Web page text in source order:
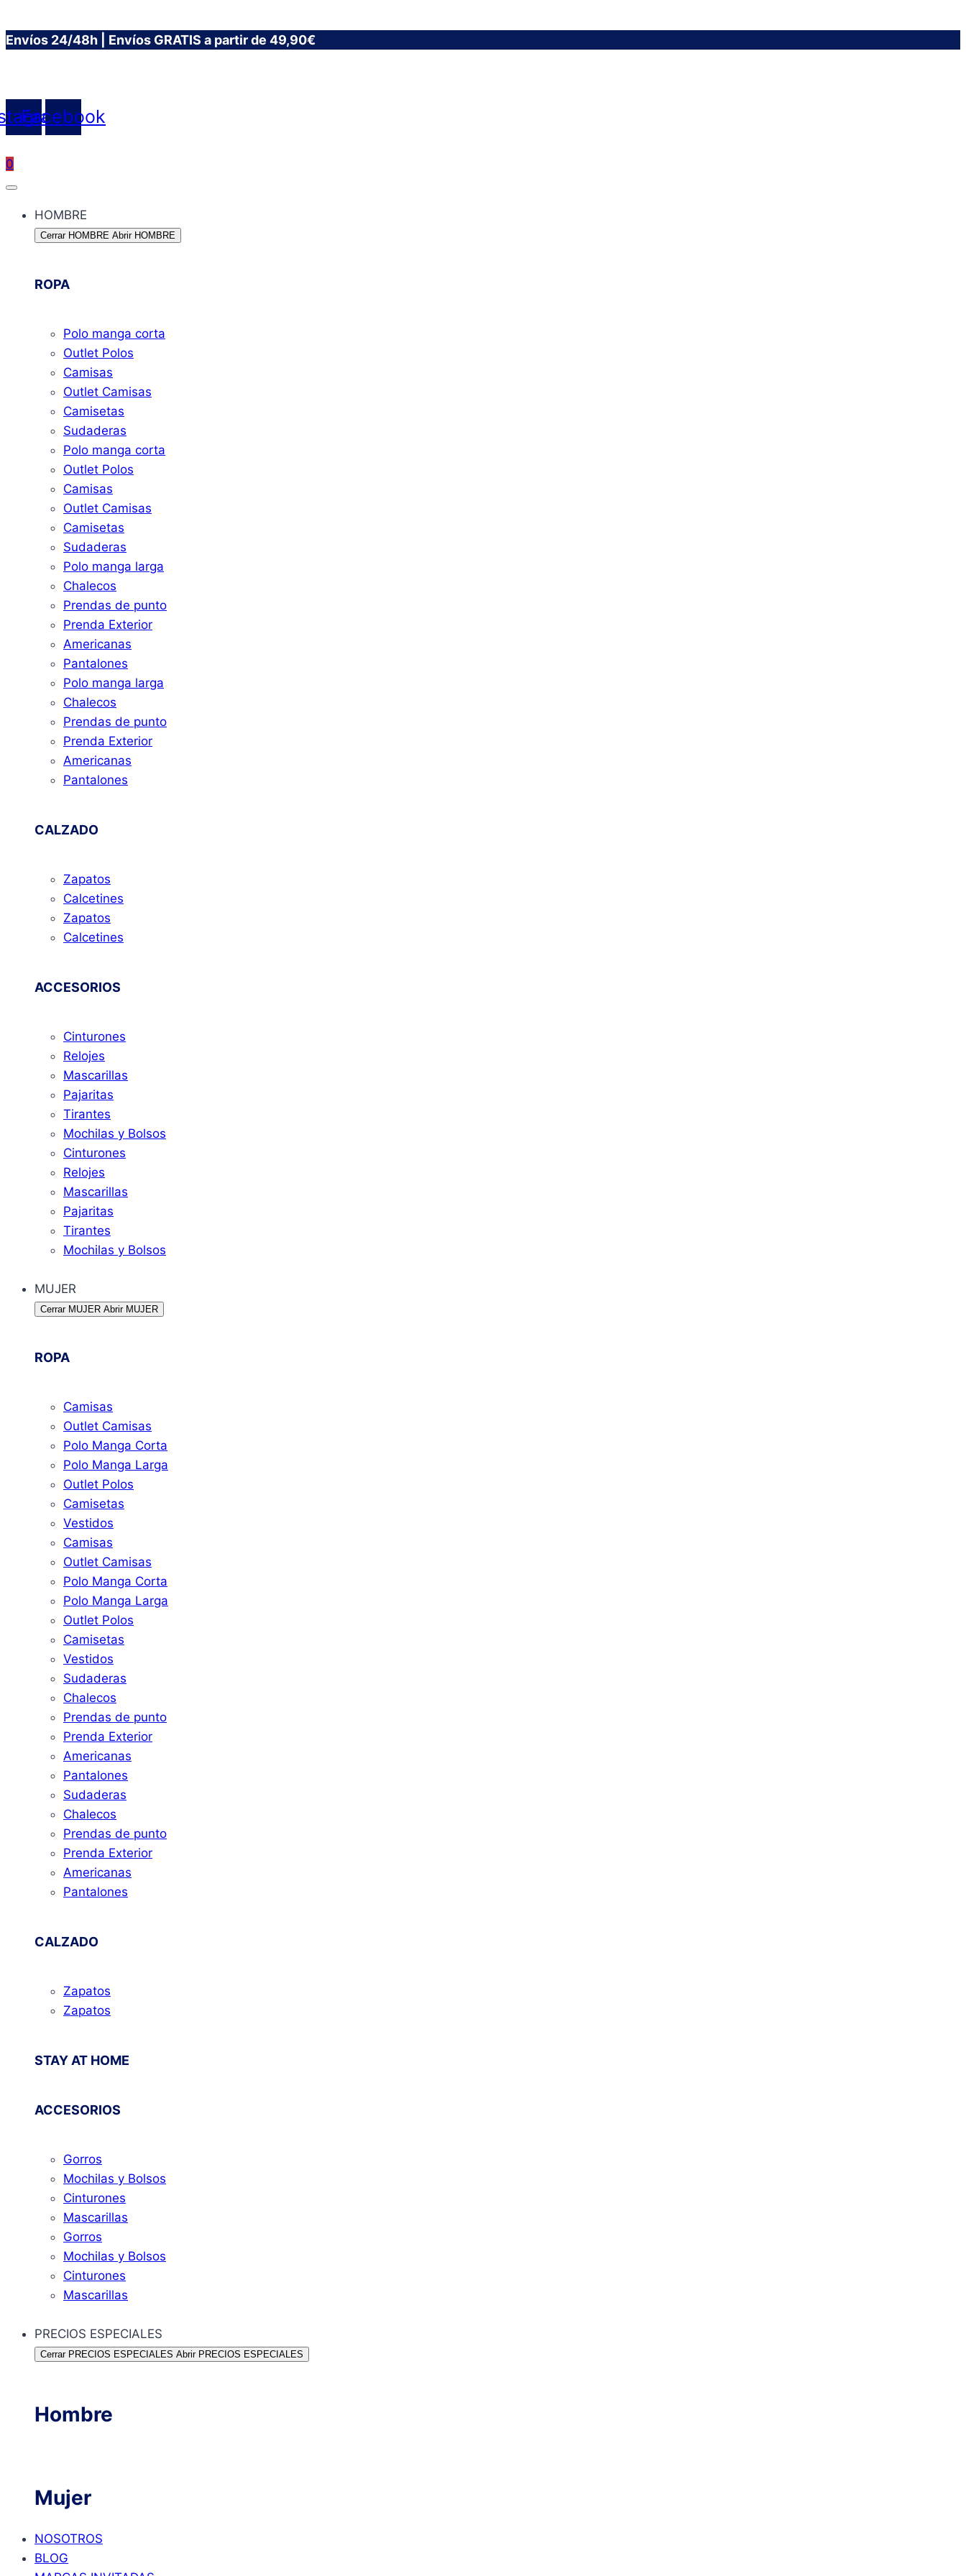
Saltar
Envíos 24/48h | Envíos GRATIS a partir de 49,90€
Facebook
0
HOMBRE
Cerrar HOMBRE Abrir HOMBRE
ROPA
Polo manga corta
Outlet Polos
Camisas
Outlet Camisas
Camisetas
Sudaderas
Polo manga corta
Outlet Polos
Camisas
Outlet Camisas
Camisetas
Sudaderas
Polo manga larga
Chalecos
Prendas de punto
Prenda Exterior
Americanas
Pantalones
Polo manga larga
Chalecos
Prendas de punto
Prenda Exterior
Americanas
Pantalones
CALZADO
Zapatos
Calcetines
Zapatos
Calcetines
ACCESORIOS
Cinturones
Relojes
Mascarillas
Pajaritas
Tirantes
Mochilas y Bolsos
Cinturones
Relojes
Mascarillas
Pajaritas
Tirantes
Mochilas y Bolsos
MUJER
Cerrar MUJER Abrir MUJER
ROPA
Camisas
Outlet Camisas
Polo Manga Corta
Polo Manga Larga
Outlet Polos
Camisetas
Vestidos
Camisas
Outlet Camisas
Polo Manga Corta
Polo Manga Larga
Outlet Polos
Camisetas
Vestidos
Sudaderas
Chalecos
Prendas de punto
Prenda Exterior
Americanas
Pantalones
Sudaderas
Chalecos
Prendas de punto
Prenda Exterior
Americanas
Pantalones
CALZADO
Zapatos
Zapatos
STAY AT HOME
ACCESORIOS
Gorros
Mochilas y Bolsos
Cinturones
Mascarillas
Gorros
Mochilas y Bolsos
Cinturones
Mascarillas
PRECIOS ESPECIALES
Cerrar PRECIOS ESPECIALES Abrir PRECIOS ESPECIALES
Hombre
Mujer
NOSOTROS
BLOG